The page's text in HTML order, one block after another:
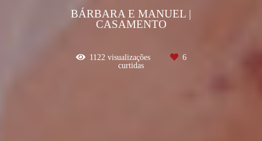
BÁRBARA E MANUEL |
CASAMENTO
1122visualizações
6
curtidas